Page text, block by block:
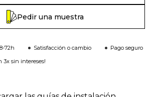
Pedir una muestra
72h Satisfacción o cambio
Pago seguro
3x sin intereses!